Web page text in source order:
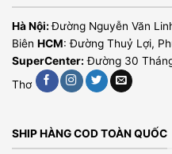
Hà Nội:Đường Nguyễn Văn
Biên HCM: Đường Thuỷ Lợi,
SuperCenter: Đường 30
Thơ
SHIP HÀNG COD TOÀN QUỐC